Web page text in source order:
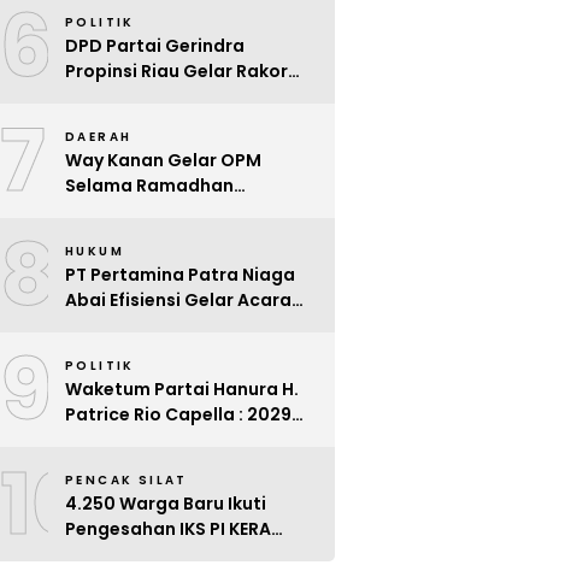
6 POLITIK
DPD Partai Gerindra
Propinsi Riau Gelar Rakor
7 DAERAH
Way Kanan Gelar OPM
Selama Ramadhan
8 HUKUM
PT Pertamina Patra Niaga
Abai Efisiensi Gelar Acara
9 POLITIK
Waketum Partai Hanura H.
Patrice Rio Capella : 2029
10PENCAK SILAT
4.250 Warga Baru Ikuti
Pengesahan IKS PI KERA